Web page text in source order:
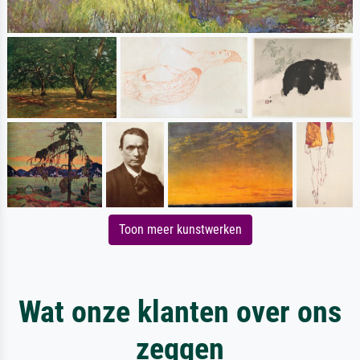
Toon meer kunstwerken
Wat onze klanten over ons
zeggen